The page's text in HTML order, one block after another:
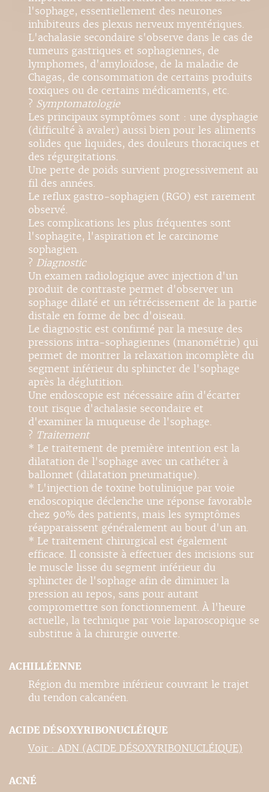
l'sophage, essentiellement des neurones
inhibiteurs des plexus nerveux myentériques.
L'achalasie secondaire s'observe dans le cas de
tumeurs gastriques et sophagiennes, de
lymphomes, d'amyloïdose, de la maladie de
Chagas, de consommation de certains produits
toxiques ou de certains médicaments, etc.
? Symptomatologie
Les principaux symptômes sont : une dysphagie
(difficulté à avaler) aussi bien pour les aliments
solides que liquides, des douleurs thoraciques et
des régurgitations.
Une perte de poids survient progressivement au
fil des années.
Le reflux gastro-sophagien (RGO) est rarement
observé.
Les complications les plus fréquentes sont
l'sophagite, l'aspiration et le carcinome
sophagien.
? Diagnostic
Un examen radiologique avec injection d'un
produit de contraste permet d'observer un
sophage dilaté et un rétrécissement de la partie
distale en forme de bec d'oiseau.
Le diagnostic est confirmé par la mesure des
pressions intra-sophagiennes (manométrie) qui
permet de montrer la relaxation incomplète du
segment inférieur du sphincter de l'sophage
après la déglutition.
Une endoscopie est nécessaire afin d'écarter
tout risque d'achalasie secondaire et
d'examiner la muqueuse de l'sophage.
? Traitement
* Le traitement de première intention est la
dilatation de l'sophage avec un cathéter à
ballonnet (dilatation pneumatique).
* L'injection de toxine botulinique par voie
endoscopique déclenche une réponse favorable
chez 90% des patients, mais les symptômes
réapparaissent généralement au bout d'un an.
* Le traitement chirurgical est également
efficace. Il consiste à effectuer des incisions sur
le muscle lisse du segment inférieur du
sphincter de l'sophage afin de diminuer la
pression au repos, sans pour autant
compromettre son fonctionnement. À l'heure
actuelle, la technique par voie laparoscopique se
substitue à la chirurgie ouverte.
ACHILLÉENNE
Région du membre inférieur couvrant le trajet
du tendon calcanéen.
ACIDE DÉSOXYRIBONUCLÉIQUE
Voir : ADN (ACIDE DÉSOXYRIBONUCLÉIQUE)
ACNÉ